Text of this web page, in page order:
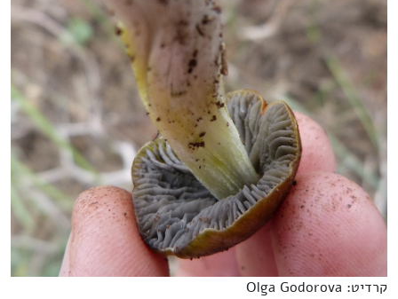
קרדיט: Olga Godorova